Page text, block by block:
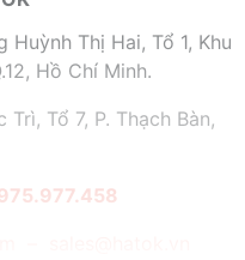
Thị Hai, Tổ 1, Khu
Hồ Chí Minh.
Tổ 7, P. Thạch Bàn,